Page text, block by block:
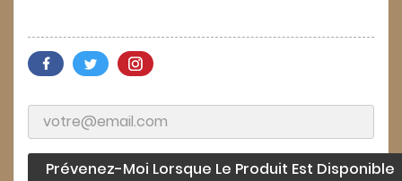
Prévenez-Moi Lorsque Le Produit Est Disponible